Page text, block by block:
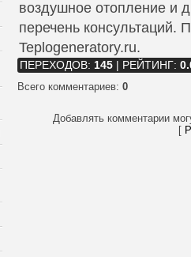
воздушное отопление и
перечень консультаций.
Teplogeneratory.ru.
ПЕРЕХОДОВ: 145 РЕЙТИНГ:
Всего комментариев: 0
Добавлять комментарии
[